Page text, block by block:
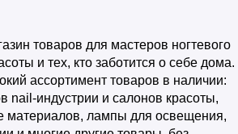
товаров для мастеров ногтевого
и тех, кто заботится о себе дома.
ассортимент товаров в наличии:
nail-индустрии и салонов красоты,
материалов, лампы для освещения,